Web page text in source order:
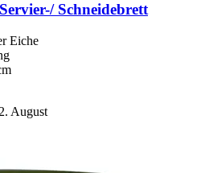
​/ Schneidebrett
Eiche
August